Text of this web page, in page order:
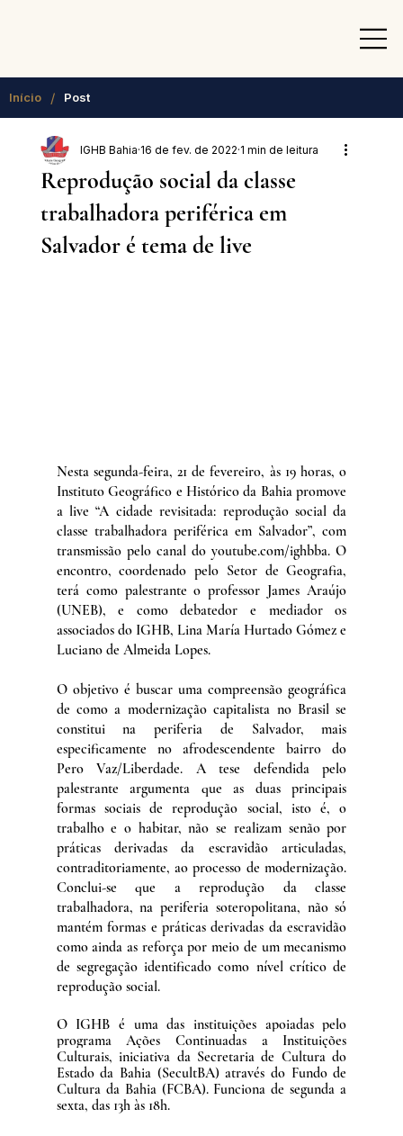
Início / Post
Reprodução social da classe
trabalhadora periférica em
Salvador é tema de live
IGHB Bahia 16 de fev. de 2022 1 min de leitura
Nesta segunda-feira, 21 de fevereiro, às 19 horas, o
Instituto Geográfico e Histórico da Bahia promove
a live “A cidade revisitada: reprodução social da
classe trabalhadora periférica em Salvador”, com
transmissão pelo canal do youtube.com/ighbba. O
encontro, coordenado pelo Setor de Geografia,
terá como palestrante o professor James Araújo
(UNEB), e como debatedor e mediador os
associados do IGHB, Lina María Hurtado Gómez e
Luciano de Almeida Lopes.
O objetivo é buscar uma compreensão geográfica
de como a modernização capitalista no Brasil se
constitui na periferia de Salvador, mais
especificamente no afrodescendente bairro do
Pero Vaz/Liberdade. A tese defendida pelo
palestrante argumenta que as duas principais
formas sociais de reprodução social, isto é, o
trabalho e o habitar, não se realizam senão por
práticas derivadas da escravidão articuladas,
contraditoriamente, ao processo de modernização.
Conclui-se que a reprodução da classe
trabalhadora, na periferia soteropolitana, não só
mantém formas e práticas derivadas da escravidão
como ainda as reforça por meio de um mecanismo
de segregação identificado como nível crítico de
reprodução social.
O IGHB é uma das instituições apoiadas pelo
programa Ações Continuadas a Instituições
Culturais, iniciativa da Secretaria de Cultura do
Estado da Bahia (SecultBA) através do Fundo de
Cultura da Bahia (FCBA). Funciona de segunda a
sexta, das 13h às 18h.